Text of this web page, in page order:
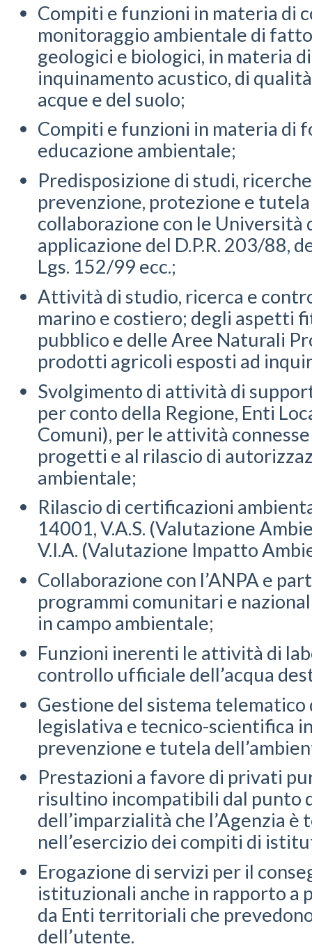
Compiti e funzioni in materia di
monitoraggio ambientale di
geologici e biologici, in materia
inquinamento acustico, di
acque e del suolo;
Compiti e funzioni in materia di
educazione ambientale;
Predisposizione di studi,
prevenzione, protezione e
collaborazione con le Università
applicazione del D.P.R. 203/88,
Lgs. 152/99 ecc.;
Attività di studio, ricerca e
marino e costiero; degli aspetti
pubblico e delle Aree Naturali
prodotti agricoli esposti ad
Svolgimento di attività di
per conto della Regione, Enti
Comuni), per le attività
progetti e al rilascio di
ambientale;
Rilascio di certificazioni
14001, V.A.S. (Valutazione
V.I.A. (Valutazione Impatto
Collaborazione con l’ANPA e
programmi comunitari e
in campo ambientale;
Funzioni inerenti le attività di
controllo ufficiale dell’acqua
Gestione del sistema
legislativa e tecnico-scientifica
prevenzione e tutela
Prestazioni a favore di privati
risultino incompatibili dal punto
dell’imparzialità che l’Agenzia
nell’esercizio dei compiti di
Erogazione di servizi per il
istituzionali anche in rapporto a
da Enti territoriali che
dell’utente.